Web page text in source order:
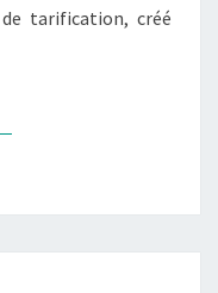
tarification, créé
LA SUITE